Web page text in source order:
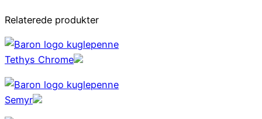
Relaterede produkter
Tethys Chrome
Semyr